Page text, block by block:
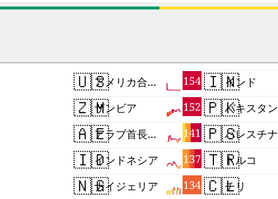
🇺🇸 154
アメリカ合衆国
🇿🇲 152
ザンビア
🇦🇪 141
アラブ首長国連邦
🇮🇩 137
インドネシア
🇳🇬 134
ナイジェリア
🇮🇳インド
🇵🇰パキスタン
🇵🇸
🇹🇷トルコ
🇨🇱
チリ